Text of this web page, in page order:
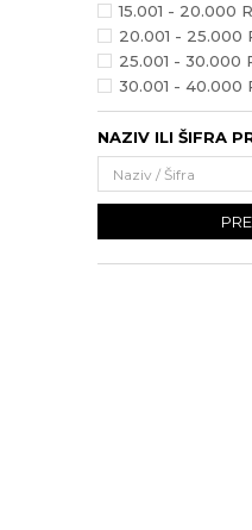
15.001 - 20.000
20.001 - 25.000
25.001 - 30.000
30.001 - 40.000
NAZIV ILI ŠIFRA